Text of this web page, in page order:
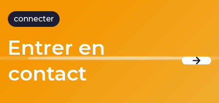
connecter
Entrer en
contact